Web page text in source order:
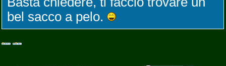
bel sacco a pelo.